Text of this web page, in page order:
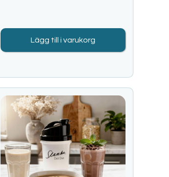
Lägg till i varukorg